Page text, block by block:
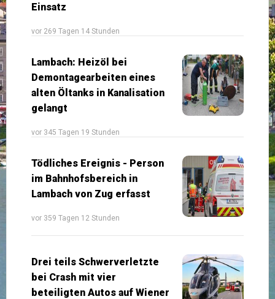
Einsatz
vor 269 Tagen 14 Stunden
Lambach: Heizöl bei
Demontagearbeiten eines
alten Öltanks in Kanalisation
gelangt
vor 345 Tagen 19 Stunden
Tödliches Ereignis - Person
im Bahnhofsbereich in
Lambach von Zug erfasst
vor 359 Tagen 12 Stunden
Drei teils Schwerverletzte
bei Crash mit vier
beteiligten Autos auf Wiener